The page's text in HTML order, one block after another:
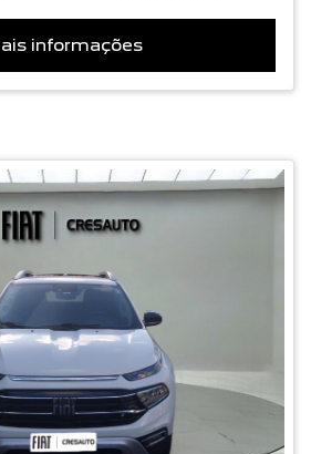
informações